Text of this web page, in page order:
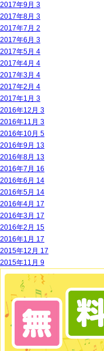
2017年9月 3
2017年8月 3
2017年7月 2
2017年6月 3
2017年5月 4
2017年4月 4
2017年3月 4
2017年2月 4
2017年1月 3
2016年12月 3
2016年11月 3
2016年10月 5
2016年9月 13
2016年8月 13
2016年7月 16
2016年6月 14
2016年5月 14
2016年4月 17
2016年3月 17
2016年2月 15
2016年1月 17
2015年12月 17
2015年11月 9